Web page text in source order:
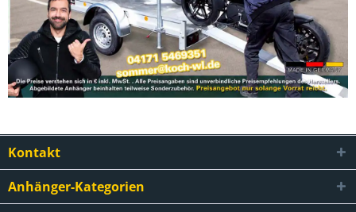
Kontakt
Anhänger-Kategorien